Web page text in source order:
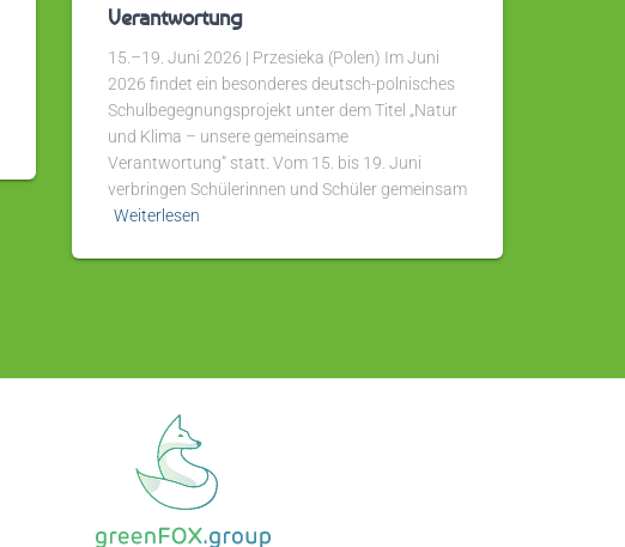
Verantwortung
15.–19. Juni 2026 | Przesieka (Polen) Im Juni
2026 findet ein besonderes deutsch-polnisches
Schulbegegnungsprojekt unter dem Titel „Natur
und Klima – unsere gemeinsame
Verantwortung“ statt. Vom 15. bis 19. Juni
verbringen Schülerinnen und Schüler gemeinsam
Weiterlesen